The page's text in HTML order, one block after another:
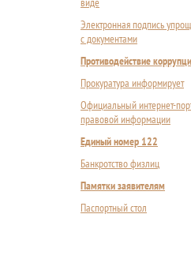
Электронная подпись
с документами
Противодействие
Прокуратура информирует
Официальный интернет-
правовой информации
Единый номер 122
Банкротство физлиц
Памятки заявителям
Паспортный стол